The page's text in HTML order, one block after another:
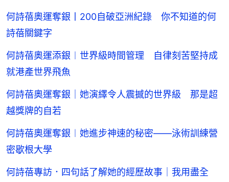
何詩蓓奧運奪銀丨200自破亞洲紀錄 你不知道的何
詩蓓關鍵字
何詩蓓奧運添銀︱世界級時間管理 自律刻苦堅持成
就港產世界飛魚
何詩蓓奧運奪銀｜她演繹令人震撼的世界級 那是超
越獎牌的自若
何詩蓓奧運奪銀︱她進步神速的秘密——泳術訓練營
密歇根大學
何詩蓓專訪．四句話了解她的經歷故事｜我用盡全